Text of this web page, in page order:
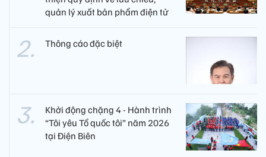
quản lý xuất bản phẩm điện tử
Thông cáo đặc biệt
Khởi động chặng 4 - Hành trình
“Tôi yêu Tổ quốc tôi” năm 2026
tại Điện Biên